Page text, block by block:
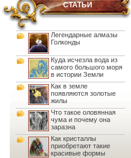
СТАТЬИ
Легендарные алмазы
Голконды
Куда исчезла вода из
самого большого моря
в истории Земли
Как в земле
появляются золотые
жилы
Что такое оловянная
чума и почему она
заразна
Как кристаллы
приобретают такие
красивые формы